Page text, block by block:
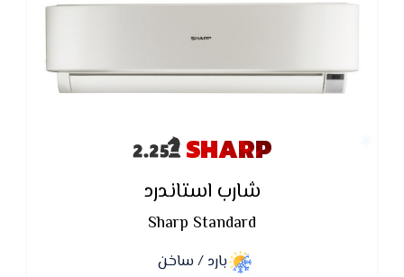
SHARP
شارب استاندرد
Sharp Standard
بارد / ساخن